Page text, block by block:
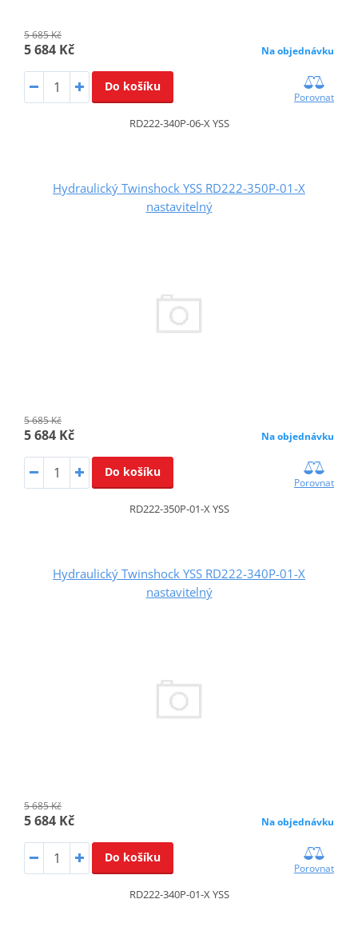
5 685 Kč
5 684 Kč Na objednávku
Do košíku
Porovnat
RD222-340P-06-X YSS
Hydraulický Twinshock YSS RD222-350P-01-X
nastavitelný
5 685 Kč
5 684 Kč Na objednávku
Do košíku
Porovnat
RD222-350P-01-X YSS
Hydraulický Twinshock YSS RD222-340P-01-X
nastavitelný
5 685 Kč
5 684 Kč Na objednávku
Do košíku
Porovnat
RD222-340P-01-X YSS